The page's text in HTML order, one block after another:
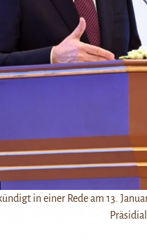
in einer Rede am 13.